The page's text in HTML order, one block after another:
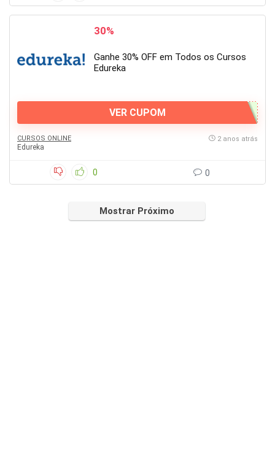
30%
Ganhe 30% OFF em Todos os Cursos
Edureka
VER CUPOM
CURSOS ONLINE
Edureka
2 anos atrás
0 0
Mostrar Próximo